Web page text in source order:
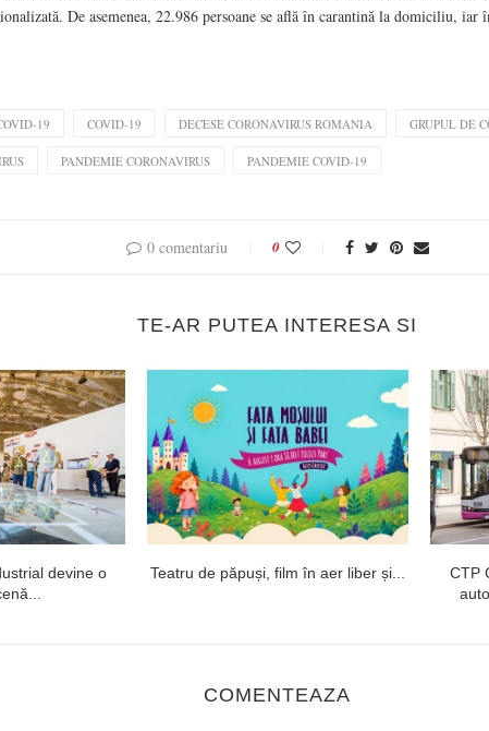
De asemenea, 22.986 persoane se află în carantină la domiciliu, iar
19 COVID-19 DECESE CORONAVIRUS ROMANIA GRUPUL DE
PANDEMIE CORONAVIRUS PANDEMIE COVID-19
0 comentariu 0
TE-AR PUTEA INTERESA SI
devine o
Teatru de păpuși, film în aer liber și...
CTP
COMENTEAZA